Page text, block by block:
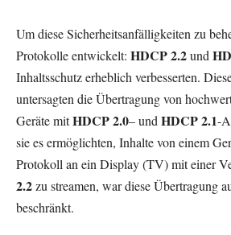
Um diese Sicherheitsanfälligkeiten zu
Protokolle entwickelt: HDCP 2.2und
Inhaltsschutz erheblich verbesserten.
untersagten die Übertragung von
Geräte mitHDCP 2.0– und HDCP 2.1-
sie es ermöglichten, Inhalte von einem
Protokoll an ein Display (TV) mit einer
2.2zu streamen, war diese Übertragung
beschränkt.